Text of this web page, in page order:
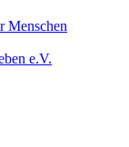
Menschen
e.V.